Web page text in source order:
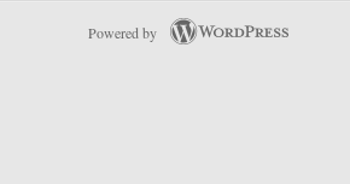
Powered by